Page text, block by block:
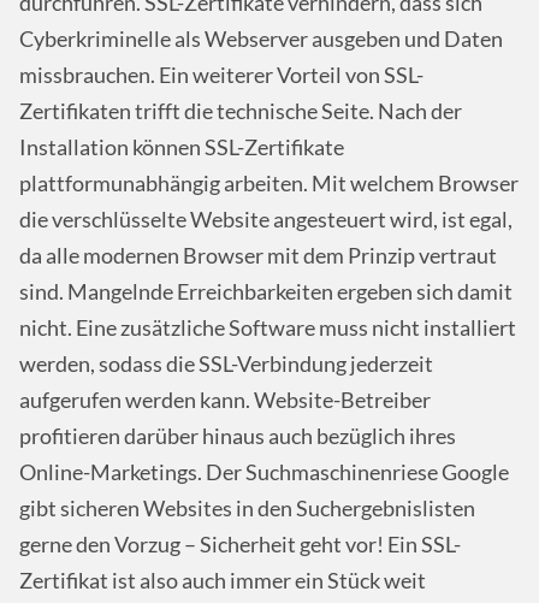
Cyberkriminelle als Webserver ausgeben und Daten
missbrauchen. Ein weiterer Vorteil von SSL-
Zertifikaten trifft die technische Seite. Nach der
Installation können SSL-Zertifikate
plattformunabhängig arbeiten. Mit welchem Browser
die verschlüsselte Website angesteuert wird, ist egal,
da alle modernen Browser mit dem Prinzip vertraut
sind. Mangelnde Erreichbarkeiten ergeben sich damit
nicht. Eine zusätzliche Software muss nicht installiert
werden, sodass die SSL-Verbindung jederzeit
aufgerufen werden kann. Website-Betreiber
profitieren darüber hinaus auch bezüglich ihres
Online-Marketings. Der Suchmaschinenriese Google
gibt sicheren Websites in den Suchergebnislisten
gerne den Vorzug – Sicherheit geht vor! Ein SSL-
Zertifikat ist also auch immer ein Stück weit